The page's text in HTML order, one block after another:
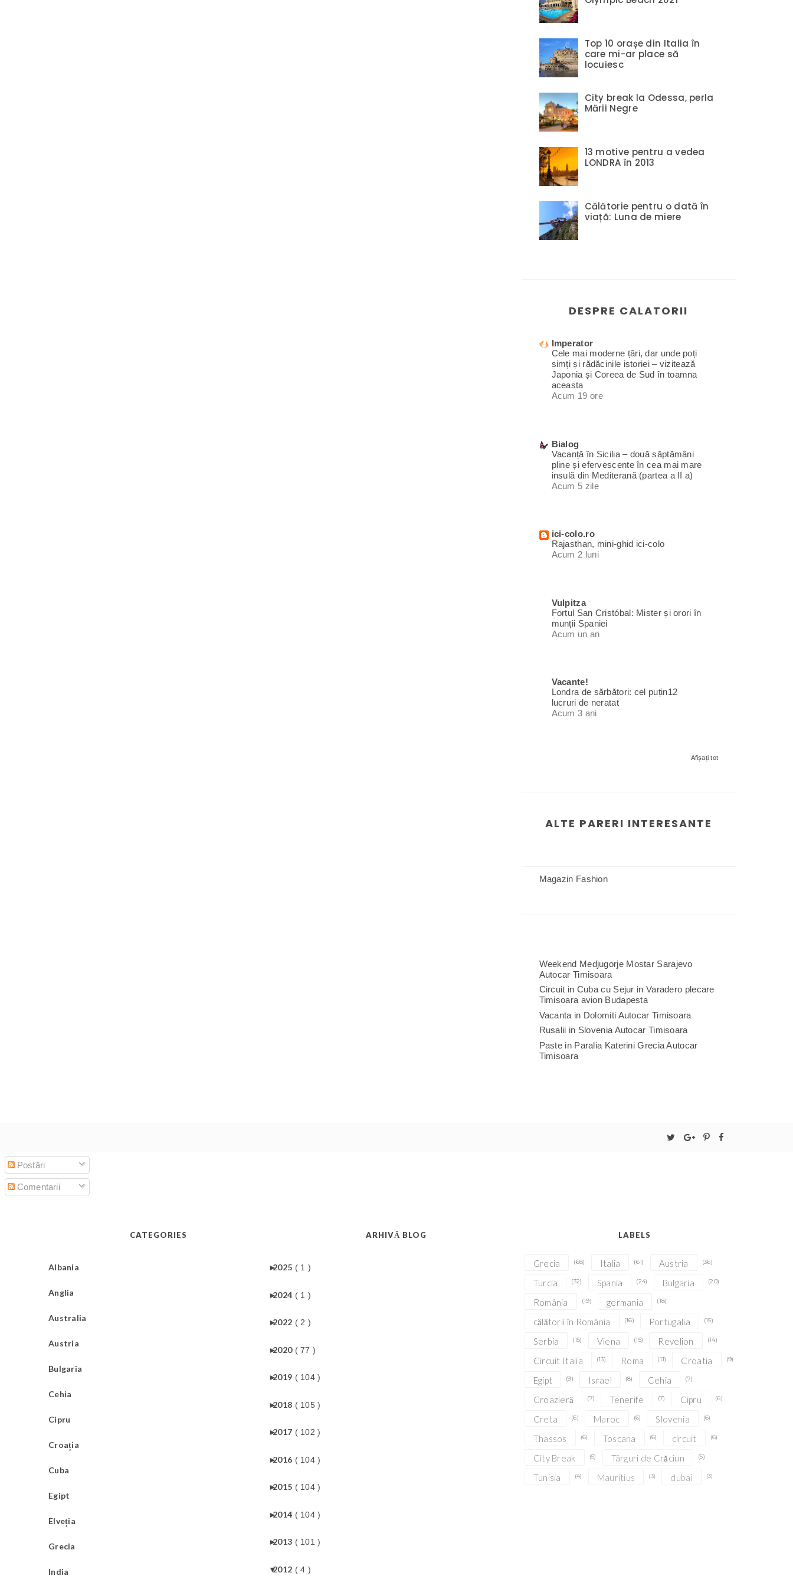
Top 10 orașe din Italia în
care mi-ar place să
locuiesc
City break la Odessa, perla
Mării Negre
13 motive pentru a vedea
LONDRA în 2013
Călătorie pentru o dată în
viață: Luna de miere
DESPRE CALATORII
Imperator
Cele mai moderne țări, dar unde poți
simți și rădăcinile istoriei – vizitează
Japonia și Coreea de Sud în toamna
aceasta
Acum 19 ore
Bialog
Vacanță în Sicilia – două săptămâni
pline și efervescente în cea mai mare
insulă din Mediterană (partea a II a)
Acum 5 zile
ici-colo.ro
Rajasthan, mini-ghid ici-colo
Acum 2 luni
Vulpitza
Fortul San Cristóbal: Mister și orori în
munții Spaniei
Acum un an
Vacante!
Londra de sărbători: cel puțin12
lucruri de neratat
Acum 3 ani
Afișați tot
ALTE PARERI INTERESANTE
Magazin Fashion
Weekend Medjugorje Mostar Sarajevo
Autocar Timisoara
Circuit in Cuba cu Sejur in Varadero plecare
Timisoara avion Budapesta
Vacanta in Dolomiti Autocar Timisoara
Rusalii in Slovenia Autocar Timisoara
Paste in Paralia Katerini Grecia Autocar
Timisoara
Postări
Comentarii
CATEGORIES
Albania
Anglia
Australia
Austria
Bulgaria
Cehia
Cipru
Croația
Cuba
Egipt
Elveția
Grecia
India
ARHIVĂ BLOG
►
2025 ( 1 )
►
2024 ( 1 )
►
2022 ( 2 )
►
2020 ( 77 )
►
2019 ( 104 )
►
2018 ( 105 )
►
2017 ( 102 )
►
2016 ( 104 )
►
2015 ( 104 )
►
2014 ( 104 )
►
2013 ( 101 )
▼
2012 ( 4 )
LABELS
Grecia (68) Italia (61) Austria (36)
Turcia (32) Spania (24) Bulgaria (20)
România (19) germania (18)
călătorii în România (16) Portugalia (15)
Serbia (15) Viena (15) Revelion (14)
Circuit Italia (13) Roma (11) Croatia (9)
Egipt (9) Israel (8) Cehia (7)
Croazieră (7) Tenerife (7) Cipru (6)
Creta (6) Maroc (6) Slovenia (6)
Thassos (6) Toscana (6) circuit (6)
City Break (5) Târguri de Crăciun (5)
Tunisia (4) Mauritius (3) dubai (3)